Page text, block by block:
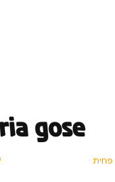
gose
פחית